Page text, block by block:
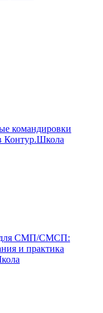
командировки
Контур.Школа
для СМП/СМСП:
и практика